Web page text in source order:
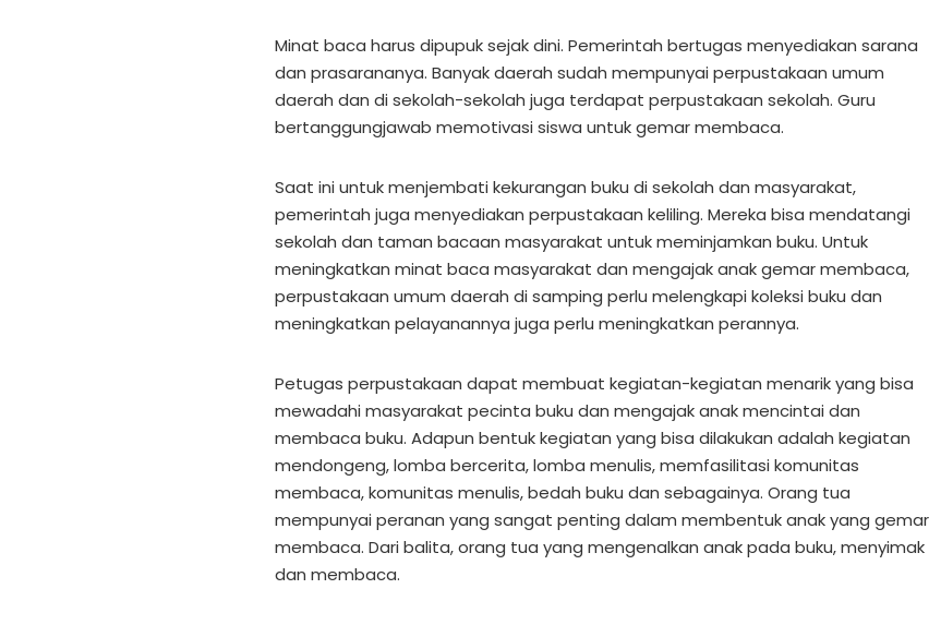
Minat baca harus dipupuk sejak dini. Pemerintah bertugas menyediakan sarana
dan prasarananya. Banyak daerah sudah mempunyai perpustakaan umum
daerah dan di sekolah-sekolah juga terdapat perpustakaan sekolah. Guru
bertanggungjawab memotivasi siswa untuk gemar membaca.
Saat ini untuk menjembati kekurangan buku di sekolah dan masyarakat,
pemerintah juga menyediakan perpustakaan keliling. Mereka bisa mendatangi
sekolah dan taman bacaan masyarakat untuk meminjamkan buku. Untuk
meningkatkan minat baca masyarakat dan mengajak anak gemar membaca,
perpustakaan umum daerah di samping perlu melengkapi koleksi buku dan
meningkatkan pelayanannya juga perlu meningkatkan perannya.
Petugas perpustakaan dapat membuat kegiatan-kegiatan menarik yang bisa
mewadahi masyarakat pecinta buku dan mengajak anak mencintai dan
membaca buku. Adapun bentuk kegiatan yang bisa dilakukan adalah kegiatan
mendongeng, lomba bercerita, lomba menulis, memfasilitasi komunitas
membaca, komunitas menulis, bedah buku dan sebagainya. Orang tua
mempunyai peranan yang sangat penting dalam membentuk anak yang gemar
membaca. Dari balita, orang tua yang mengenalkan anak pada buku, menyimak
dan membaca.